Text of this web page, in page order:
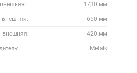
1730 мм
650 мм
внешняя: 420 мм
Metalk